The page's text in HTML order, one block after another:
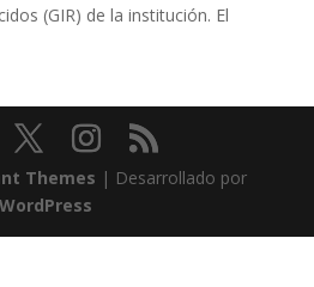
(GIR) de la institución. El
Themes | Desarrollado por
WordPress